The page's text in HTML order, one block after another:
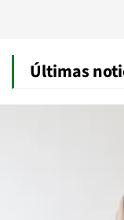
Últimas